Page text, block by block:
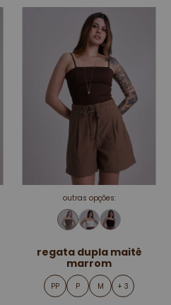
outras opções:
regata dupla maitê
marrom
PP P M + 3